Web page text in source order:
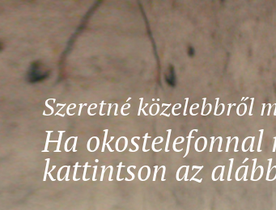
Szeretné közelebbről
Ha
kattintson az